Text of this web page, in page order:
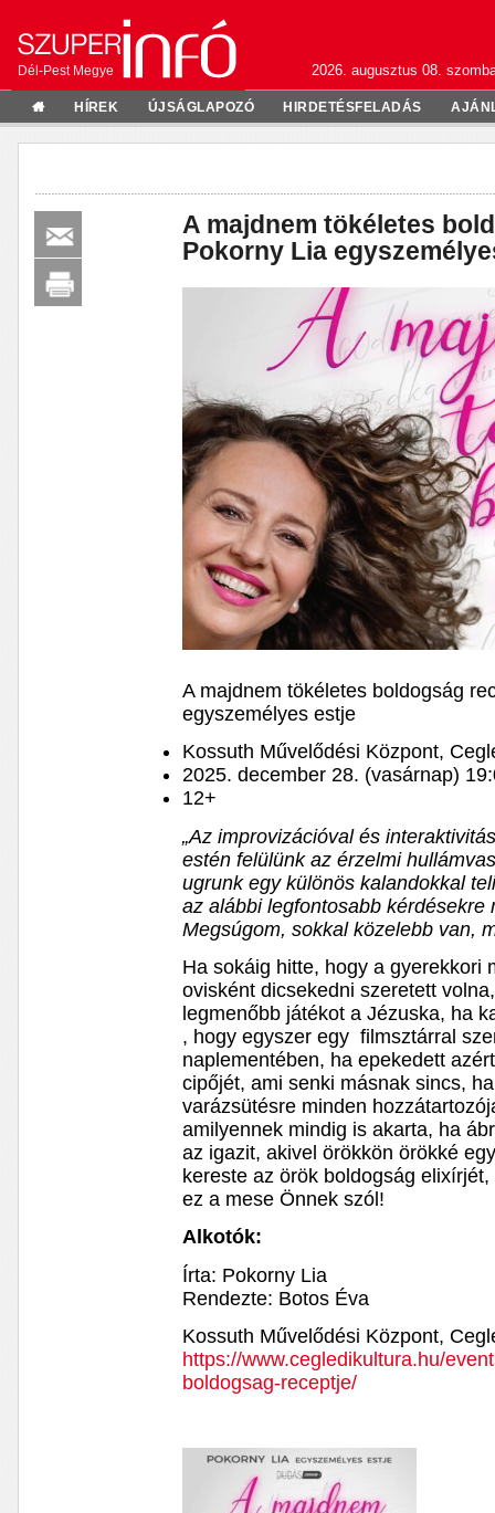
Dél-Pest Megye 2026. augusztus 08.
HÍREK ÚJSÁGLAPOZÓ HIRDETÉSFELADÁS
A majdnem tökéletes
Pokorny Lia
A majdnem tökéletes boldogság
egyszemélyes estje
Kossuth Művelődési Központ,
2025. december 28. (vasárnap)
12+
„Az improvizációval és
estén felülünk az érzelmi
ugrunk egy különös kalandokkal
az alábbi legfontosabb kérdésekre
Megsúgom, sokkal közelebb van,
Ha sokáig hitte, hogy a gyerekkori
ovisként dicsekedni szeretett
legmenőbb játékot a Jézuska, ha
, hogy egyszer egy filmsztárral
naplementében, ha epekedett
cipőjét, ami senki másnak sincs,
varázsütésre minden
amilyennek mindig is akarta, ha
az igazit, akivel örökkön örökké
kereste az örök boldogság
ez a mese Önnek szól!
Alkotók:
Írta: Pokorny Lia
Rendezte: Botos Éva
Kossuth Művelődési Központ,
https://www.cegledikultura.hu/
boldogsag-receptje/